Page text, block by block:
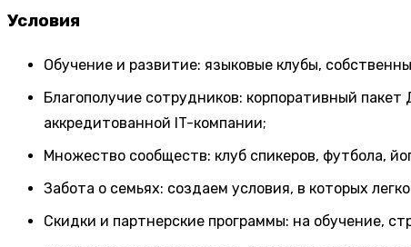
Условия
Обучение и развитие: языковые клубы,
Благополучие сотрудников: корпоративный
аккредитованной IT-компании;
Множество сообществ: клуб спикеров, футбола,
Забота о семьях: создаем условия, в которых
Скидки и партнерские программы: на обучение,